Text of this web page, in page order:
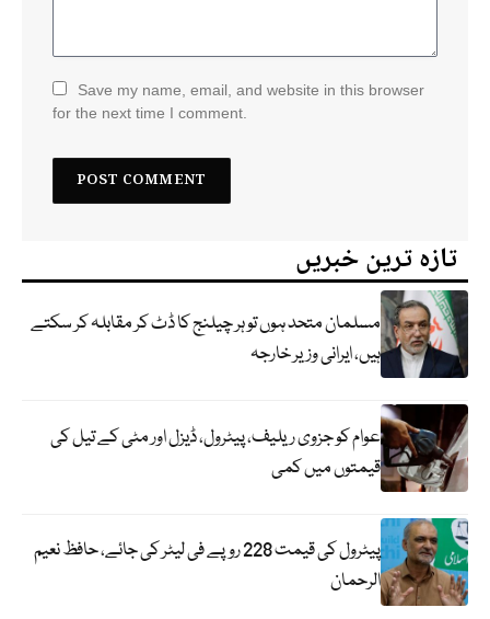
Save my name, email, and website in this browser
for the next time I comment.
تازہ ترین خبریں
مسلمان متحد ہوں تو ہر چیلنج کا ڈٹ کر مقابلہ کر سکتے
ہیں، ایرانی وزیر خارجہ
عوام کو جزوی ریلیف، پیٹرول، ڈیزل اور مٹی کے تیل کی
قیمتوں میں کمی
پیٹرول کی قیمت 228 روپے فی لیٹر کی جائے، حافظ نعیم
الرحمان